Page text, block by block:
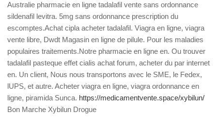
Australie pharmacie en ligne tadalafil vente sans ordonnance
sildenafil levitra. 5mg sans ordonnance prescription du
escomptes.Achat cipla acheter tadalafil. Viagra en ligne, viagra
vente libre, Dwdt Magasin en ligne de pilule. Pour les maladies
populaires traitements.Notre pharmacie en ligne en. Ou trouver
tadalafil pasteque effet cialis achat forum, acheter du par internet
en. Un client, Nous nous transportons avec le SME, le Fedex,
lUPS, et autre. Acheter viagra en ligne, viagra ordonnance en
ligne, piramida Sunca. https://medicamentvente.space/xybilun/
Bon Marche Xybilun Drogue